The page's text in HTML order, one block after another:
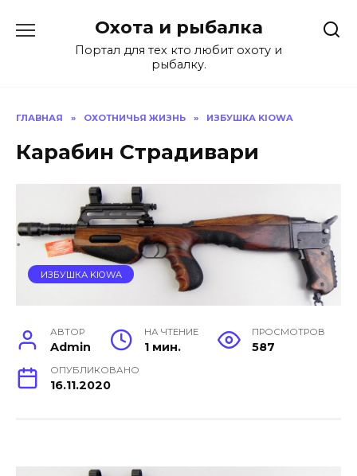
содержанию
Охота и рыбалка
Портал для тех кто любит охоту и
рыбалку.
ГЛАВНАЯ » ОХОТНИЧЬЯ ЖИЗНЬ » ИЗБУШКА KIOWA
Карабин Страдивари
ИЗБУШКА KIOWA
АВТОР
Admin
НА ЧТЕНИЕ
1 мин.
ПРОСМОТРОВ
587
ОПУБЛИКОВАНО
16.11.2020